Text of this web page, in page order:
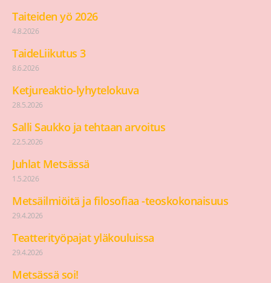
Taiteiden yö 2026
4.8.2026
TaideLiikutus 3
8.6.2026
Ketjureaktio-lyhytelokuva
28.5.2026
Salli Saukko ja tehtaan arvoitus
22.5.2026
Juhlat Metsässä
1.5.2026
Metsäilmiöitä ja filosofiaa -teoskokonaisuus
29.4.2026
Teatterityöpajat yläkouluissa
29.4.2026
Metsässä soi!